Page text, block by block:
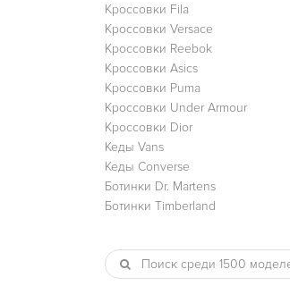
Кроссовки Fila
Кроссовки Versace
Кроссовки Reebok
Кроссовки Asics
Кроссовки Puma
Кроссовки Under Armour
Кроссовки Dior
Кеды Vans
Кеды Converse
Ботинки Dr. Martens
Ботинки Timberland